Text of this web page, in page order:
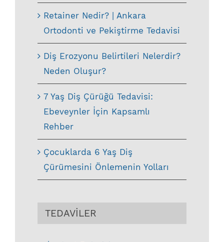
Retainer Nedir? | Ankara
Ortodonti ve Pekiştirme Tedavisi
Diş Erozyonu Belirtileri Nelerdir?
Neden Oluşur?
7 Yaş Diş Çürüğü Tedavisi:
Ebeveynler İçin Kapsamlı
Rehber
Çocuklarda 6 Yaş Diş
Çürümesini Önlemenin Yolları
TEDAVİLER